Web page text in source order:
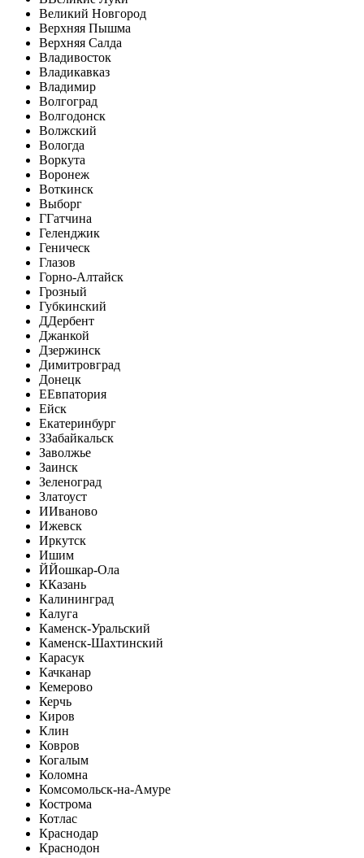
Великий Новгород
Верхняя Пышма
Верхняя Салда
Владивосток
Владикавказ
Владимир
Волгоград
Волгодонск
Волжский
Вологда
Воркута
Воронеж
Воткинск
Выборг
ГГатчина
Геленджик
Геническ
Глазов
Горно-Алтайск
Грозный
Губкинский
ДДербент
Джанкой
Дзержинск
Димитровград
Донецк
ЕЕвпатория
Ейск
Екатеринбург
ЗЗабайкальск
Заволжье
Заинск
Зеленоград
Златоуст
ИИваново
Ижевск
Иркутск
Ишим
ЙЙошкар-Ола
ККазань
Калининград
Калуга
Каменск-Уральский
Каменск-Шахтинский
Карасук
Качканар
Кемерово
Керчь
Киров
Клин
Ковров
Когалым
Коломна
Комсомольск-на-Амуре
Кострома
Котлас
Краснодар
Краснодон